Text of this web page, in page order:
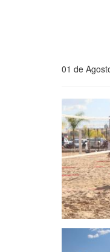
01 de